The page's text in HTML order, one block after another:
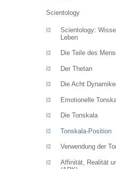
Scientology
Scientology:
Leben
Die Teile des
Der Thetan
Die Acht
Emotionelle
Die Tonskala
Tonskala-Position
Verwendung der
Affinität, Realität